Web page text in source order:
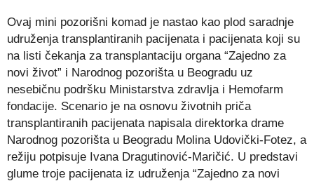
Ovaj mini pozorišni komad je nastao kao plod saradnje
udruženja transplantiranih pacijenata i pacijenata koji su
na listi čekanja za transplantaciju organa “Zajedno za
novi život” i Narodnog pozorišta u Beogradu uz
nesebičnu podršku Ministarstva zdravlja i Hemofarm
fondacije. Scenario je na osnovu životnih priča
transplantiranih pacijenata napisala direktorka drame
Narodnog pozorišta u Beogradu Molina Udovički-Fotez, a
režiju potpisuje Ivana Dragutinović-Maričić. U predstavi
glume troje pacijenata iz udruženja “Zajedno za novi